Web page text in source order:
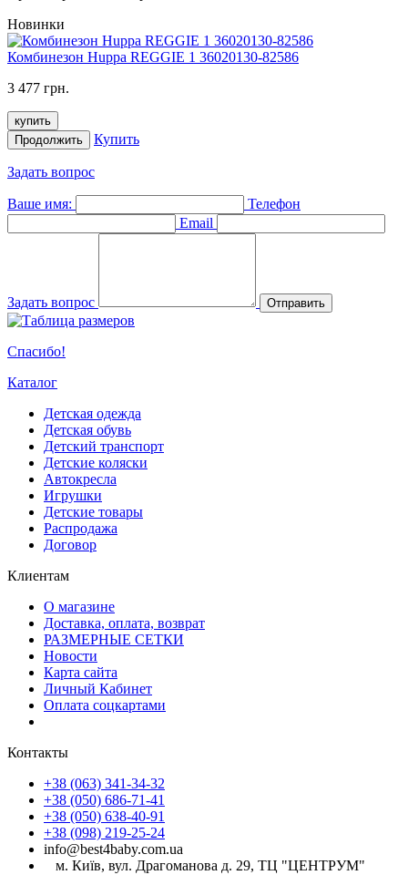
Новинки
Комбинезон Huppa REGGIE 1 36020130-82586
3 477 грн.
купить
Продолжить
Купить
Задать вопрос
Ваше имя:
Телефон
Email
Задать вопрос Отправить
Спасибо!
Каталог
Детская одежда
Детская обувь
Детский транспорт
Детские коляски
Автокресла
Игрушки
Детские товары
Распродажа
Договор
Клиентам
О магазине
Доставка, оплата, возврат
РАЗМЕРНЫЕ СЕТКИ
Новости
Карта сайта
Личный Кабинет
Оплата соцкартами
Контакты
+38 (063) 341-34-32
+38 (050) 686-71-41
+38 (050) 638-40-91
+38 (098) 219-25-24
info@best4baby.com.ua
м. Київ, вул. Драгоманова д. 29, ТЦ "ЦЕНТРУМ"